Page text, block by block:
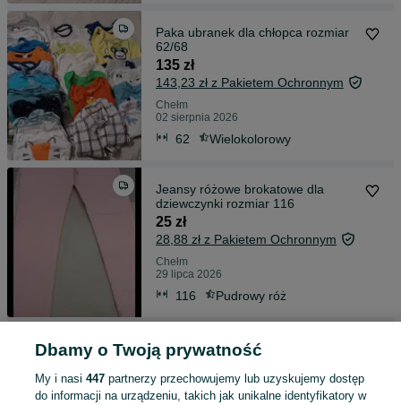
Paka ubranek dla chłopca rozmiar
62/68
135 zł
143,23 zł z Pakietem Ochronnym
Chełm
02 sierpnia 2026
62 Wielokolorowy
Jeansy różowe brokatowe dla
dziewczynki rozmiar 116
25 zł
28,88 zł z Pakietem Ochronnym
Chełm
29 lipca 2026
116 Pudrowy róż
Zestaw ubrań dla chłopca rozmiar
80
65 zł
70,28 zł z Pakietem Ochronnym
Dbamy o Twoją prywatność
My i nasi 447partnerzy przechowujemy lub uzyskujemy dostęp
do informacji na urządzeniu, takich jak unikalne identyfikatory w